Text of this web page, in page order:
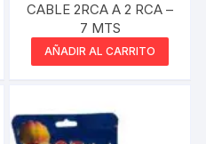
CABLE 2RCA A 2 RCA –
7 MTS
AÑADIR AL CARRITO